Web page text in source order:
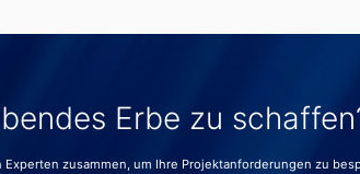
Erbe zu
zusammen, um Ihre Projektanforderungen zu